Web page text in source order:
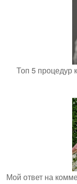
Топ 5 процедур
Мой ответ на